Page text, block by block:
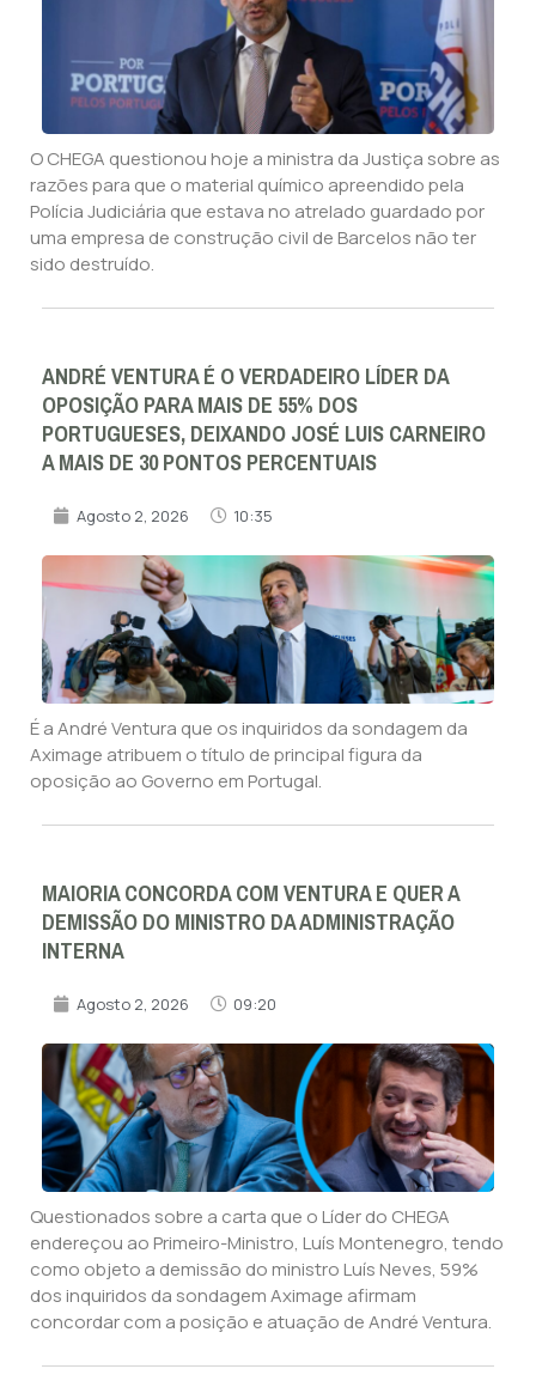
O CHEGA questionou hoje a ministra da Justiça sobre as
razões para que o material químico apreendido pela
Polícia Judiciária que estava no atrelado guardado por
uma empresa de construção civil de Barcelos não ter
sido destruído.
ANDRÉ VENTURA É O VERDADEIRO LÍDER DA
OPOSIÇÃO PARA MAIS DE 55% DOS
PORTUGUESES, DEIXANDO JOSÉ LUIS CARNEIRO
A MAIS DE 30 PONTOS PERCENTUAIS
Agosto 2, 2026 10:35
É a André Ventura que os inquiridos da sondagem da
Aximage atribuem o título de principal figura da
oposição ao Governo em Portugal.
MAIORIA CONCORDA COM VENTURA E QUER A
DEMISSÃO DO MINISTRO DA ADMINISTRAÇÃO
INTERNA
Agosto 2, 2026 09:20
Questionados sobre a carta que o Líder do CHEGA
endereçou ao Primeiro-Ministro, Luís Montenegro, tendo
como objeto a demissão do ministro Luís Neves, 59%
dos inquiridos da sondagem Aximage afirmam
concordar com a posição e atuação de André Ventura.